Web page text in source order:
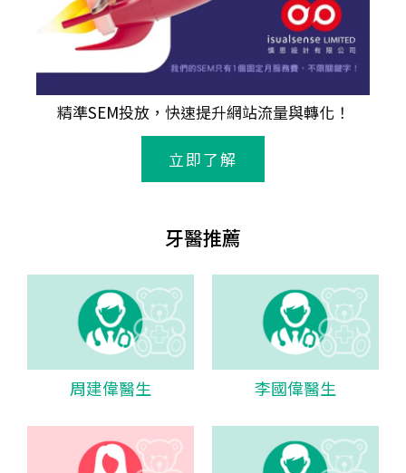
精準SEM投放，快速提升網站流量與轉化！
立即了解
牙醫推薦
周建偉醫生 李國偉醫生